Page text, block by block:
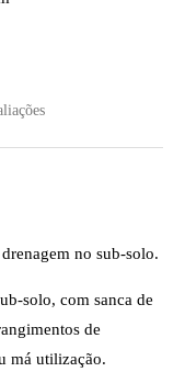
no sub-solo.
solo, com sanca de
de
má utilização.